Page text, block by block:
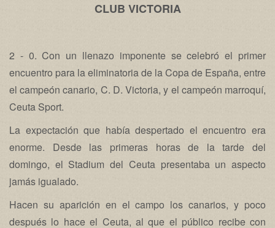
CLUB VICTORIA
2 - 0. Con un llenazo imponente se celebró el primer
encuentro para la eliminatoria de la Copa de España, entre
el campeón canario, C. D. Victoria, y el campeón marroquí,
Ceuta Sport.
La expectación que había despertado el encuentro era
enorme. Desde las primeras horas de la tarde del
domingo, el Stadium del Ceuta presentaba un aspecto
jamás igualado.
Hacen su aparición en el campo los canarios, y poco
después lo hace el Ceuta, al que el público recibe con